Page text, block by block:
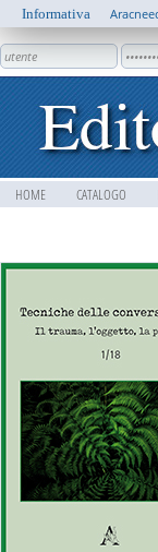
HOME CATALOGO
Informativa